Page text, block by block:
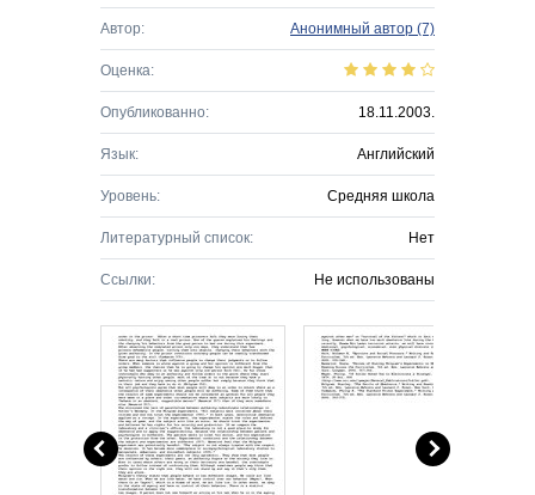
Автор: Анонимный автор (7)
Оценка:
Опубликованно: 18.11.2003.
Язык: Английский
Уровень: Средняя школа
Литературный список: Нет
Ссылки: Не использованы